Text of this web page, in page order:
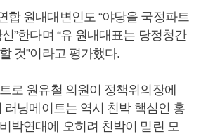
합 원내대변인도 “야당을 국정파트
”한다며 “유 원내대표는 당정청간
것”이라고 평가했다.
로 원유철 의원이 정책위의장에
러닝메이트는 역시 친박 핵심인 홍
박연대에 오히려 친박이 밀린 모